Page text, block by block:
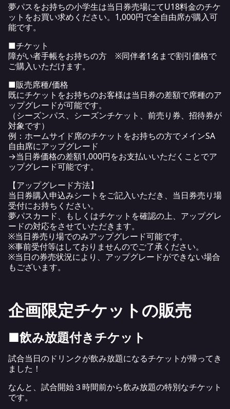
夢パスをお持ちの小学生は当日券売場にてU18料金のチケ
ットをお買い求めください。1,000円で全自由席が購入可
能です。
■チケット
障がい者手帳をお持ちの方 ※同伴者1名まで割引価格で
ご購入いただけます。
■販売席種/価格
既にチケットをお持ちのお客様は当日券の差額で席種のア
ップグレードが可能です。
（シーズンパス、シーズンチケット、前売り券、招待券が
対象です）
例：ホームサイド席のチケットをお持ちの方でメインSA
自由席にアップグレード
→当日券価格の差額1,000円をお支払いいただくことでア
ップグレード可能です。
【アップグレード方法】
当日券購入申込みシートをご記入いただき、当日券売り場
受付にお持ちください。
夢パスカード、もしくはチケットを確認の上、アップグレ
ードの対応をさせていただきます。
※当日券売り場でのみアップグレード可能です。
※事前受付等はしておりませんのでご了承ください。
※当日の券売状況により、アップグレードができない場合
もございます。
企画限定チケットの販売
■飲み放題付きチケット
試合当日のドリンクが飲み放題になるチケットが帰ってき
ました！
なんと、試合開始３時間前から飲み放題の特別なチケット
です。